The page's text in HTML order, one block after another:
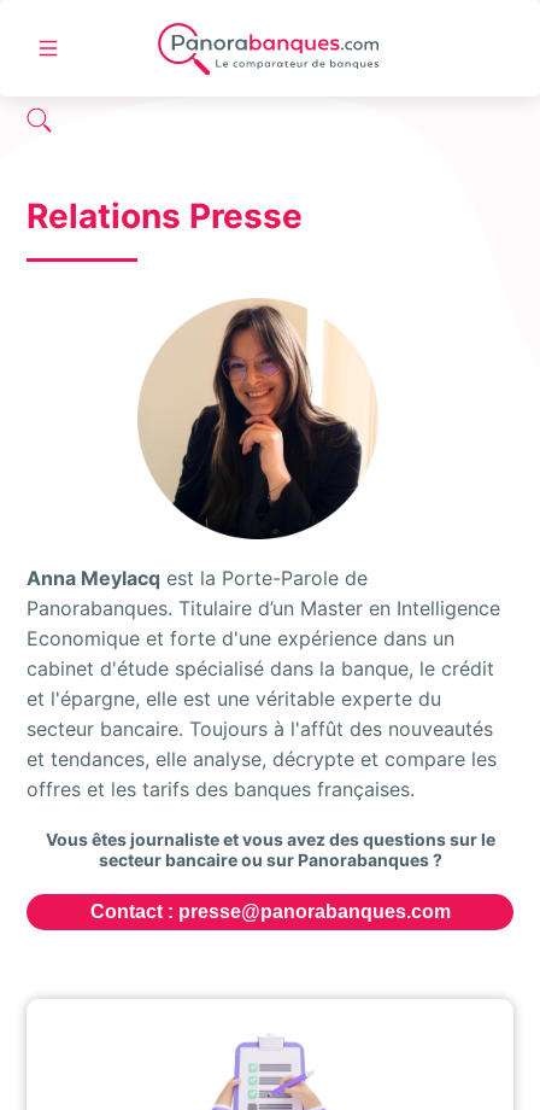
Relations Presse
Anna Meylacq est la Porte-Parole de
Panorabanques. Titulaire d’un Master en Intelligence
Economique et forte d'une expérience dans un
cabinet d'étude spécialisé dans la banque, le crédit
et l'épargne, elle est une véritable experte du
secteur bancaire. Toujours à l'affût des nouveautés
et tendances, elle analyse, décrypte et compare les
offres et les tarifs des banques françaises.
Vous êtes journaliste et vous avez des questions sur le
secteur bancaire ou sur Panorabanques ?
Contact : presse@panorabanques.com